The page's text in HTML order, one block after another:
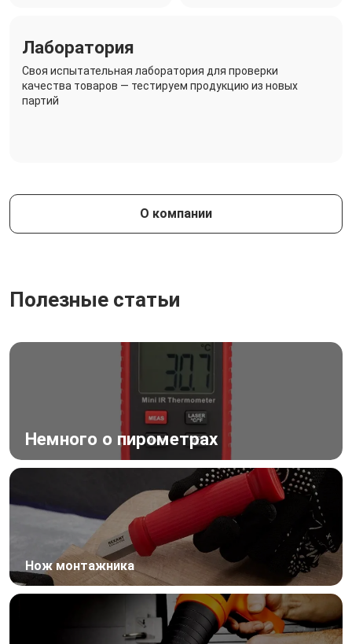
Лаборатория
Своя испытательная лаборатория для проверки
качества товаров — тестируем продукцию из новых
партий
О компании
Полезные статьи
Немного о пирометрах
Нож монтажника